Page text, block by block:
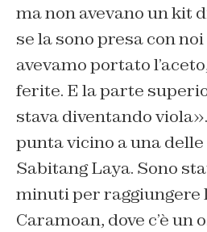
ma non avevano un kit
se la sono presa con
avevamo portato
ferite. E la parte
stava diventando
punta vicino a una
Sabitang Laya. Sono
minuti per raggiungere
Caramoan, dove c’è un